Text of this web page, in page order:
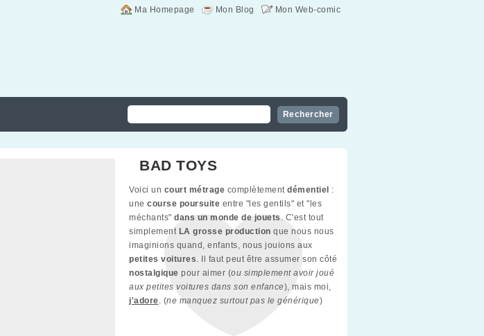
Mon Web-comic
Mon Blog
Ma Homepage
BAD TOYS
Voici un court métrage complètement démentiel :
une course poursuite entre "les gentils" et "les
méchants" dans un monde de jouets. C'est tout
simplement LA grosse production que nous nous
imaginions quand, enfants, nous jouions aux
petites voitures. Il faut peut être assumer son côté
nostalgique pour aimer (ou simplement avoir joué
aux petites voitures dans son enfance), mais moi,
j'adore. (ne manquez surtout pas le générique)